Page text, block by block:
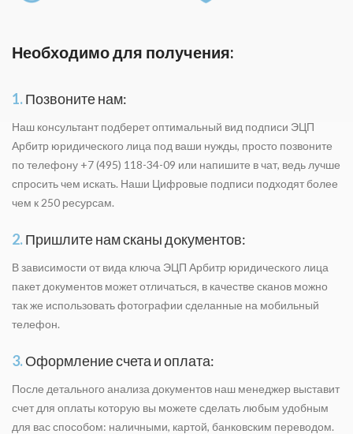
Необходимо для получения:
1.Позвоните нам:
Наш консультант подберет оптимальный вид подписи ЭЦП
Арбитр юридического лица под ваши нужды, просто позвоните
по телефону +7 (495) 118-34-09 или напишите в чат, ведь лучше
спросить чем искать. Наши Цифровые подписи подходят более
чем к 250 ресурсам.
2.Пришлите нам сканы дoкументов:
В зависимости от вида ключа ЭЦП Арбитр юридического лица
пакет дoкументов может отличаться, в качестве сканов можно
так же использовать фотографии сделанные на мобильный
телефон.
3.Оформление счета и оплата:
После детального анализа документов наш менеджер выставит
счет для оплаты которую вы можете сделать любым удобным
для вас способом: наличными, картой, банковским переводом.